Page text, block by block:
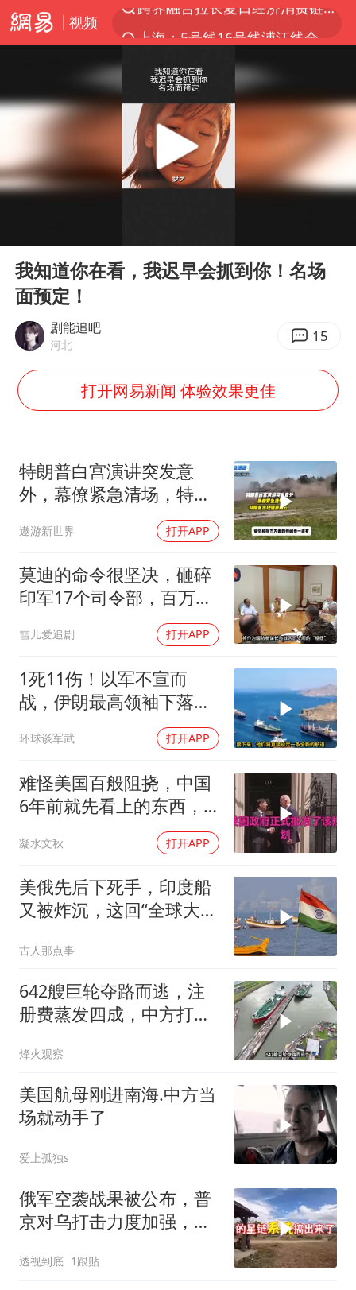
视频
国足U17与阿森纳决赛取消 并列冠军
王艺迪2-4不敌张本美和止步4强
泰国：高度重视中国游客旅游体验
上海大部迎大暴雨
《龙餐馆》 冲奖
武契奇会见泽连斯基有何意图
构建更高水平的全民健身公共服务体系
Play
我知道你在看，我迟早会抓到你！名场
面预定！
剧能追吧
河北 15
打开网易新闻 体验效果更佳
特朗普白宫演讲突发意
外，幕僚紧急清场，特朗
遨游新世界 打开APP
莫迪的命令很坚决，砸碎
印军17个司令部，百万印
雪儿爱追剧 打开APP
1死11伤！以军不宣而
战，伊朗最高领袖下落不
明？特朗普发出通牒
环球谈军武 打开APP
难怪美国百般阻挠，中国
6年前就先看上的东西，
凝水文秋 打开APP
美俄先后下死手，印度船
又被炸沉，这回“全球大
古人那点事
642艘巨轮夺路而逃，注
册费蒸发四成，中方打到
烽火观察
美国航母刚进南海.中方当
场就动手了
爱上孤独s
俄军空袭战果被公布，普
京对乌打击力度加强，泽
透视到底 1跟贴